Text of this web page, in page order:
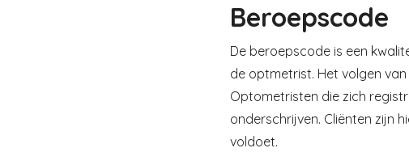
Beroepscode
De beroepscode is een
de optmetrist. Het volgen
Optometristen die zich
onderschrijven. Cliënten zijn
voldoet.